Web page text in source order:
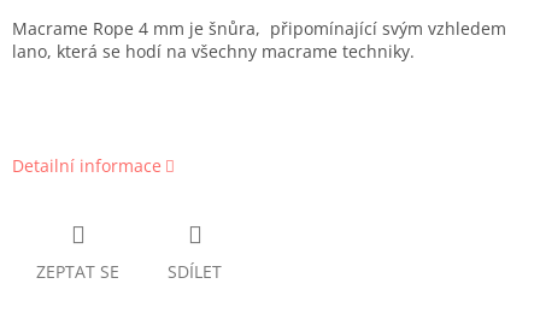
Macrame Rope 4 mm je šnůra, připomínající svým vzhledem
lano, která se hodí na všechny macrame techniky.
Detailní informace
ZEPTAT SE SDÍLET